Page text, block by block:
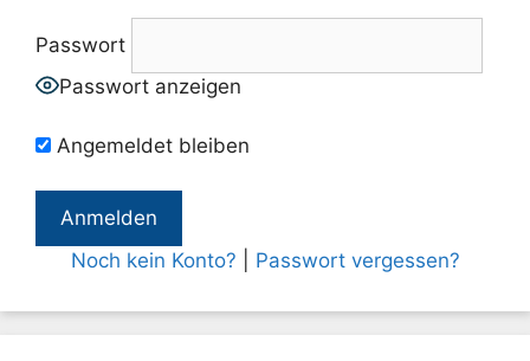
Passwort
Passwort anzeigen
Angemeldet bleiben
Noch kein Konto? Passwort vergessen?